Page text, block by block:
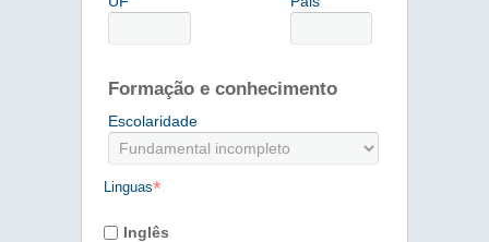
Formação e conhecimento
Escolaridade
Linguas*
Inglês